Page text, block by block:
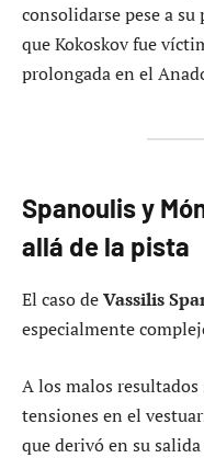
consolidarse pese a
que Kokoskov fue
prolongada en el
Spanoulis y
allá de la pista
El caso deVassilis
especialmente
A los malos
tensiones en el
que derivó en su